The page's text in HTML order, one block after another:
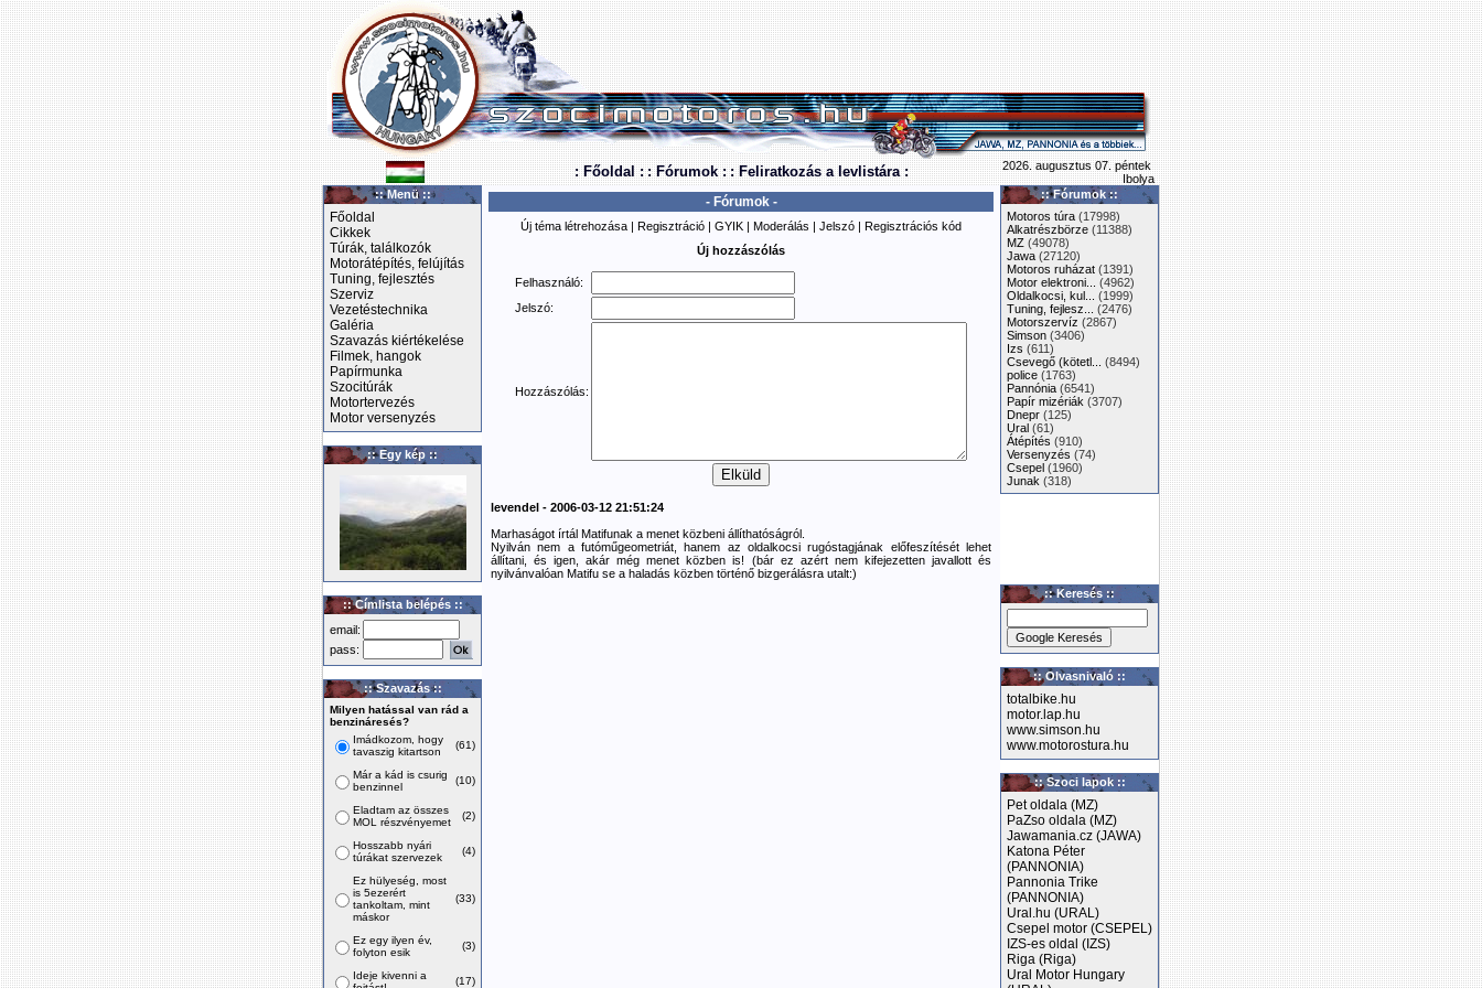
: Főoldal : : Fórumok : : Feliratkozás a levlistára :
2026. augusztus 07. péntek
Ibolya
:: Menü ::
Főoldal
Cikkek
Túrák, találkozók
Motorátépítés, felújítás
Tuning, fejlesztés
Szerviz
Vezetéstechnika
Galéria
Szavazás kiértékelése
Filmek, hangok
Papírmunka
Szocitúrák
Motortervezés
Motor versenyzés
:: Egy kép ::
:: Címlista belépés ::
email:
pass:
:: Szavazás ::
Milyen hatással van rád a
benzináresés?
Imádkozom, hogy
tavaszig kitartson
(61)
Már a kád is csurig
benzinnel
(10)
Eladtam az összes
MOL részvényemet
(2)
Hosszabb nyári
túrákat szervezek
(4)
Ez hülyeség, most
is 5ezerért
tankoltam, mint
máskor
(33)
Ez egy ilyen év,
folyton esik
(3)
Ideje kivenni a
(17)
- Fórumok -
Új téma létrehozása | Regisztráció | GYIK | Moderálás | Jelszó | Regisztrációs kód
Új hozzászólás
Felhasználó:
Jelszó:
Hozzászólás:
levendel - 2006-03-12 21:51:24
Marhaságot írtál Matifunak a menet közbeni állíthatóságról.
Nyilván nem a futóműgeometriát, hanem az oldalkocsi rugóstagjának előfeszítését lehet
állítani, és igen, akár még menet közben is! (bár ez azért nem kifejezetten javallott és
nyilvánvalóan Matifu se a haladás közben történő bizgerálásra utalt:)
:: Fórumok ::
Motoros túra (17998)
Alkatrészbörze (11388)
MZ (49078)
Jawa (27120)
Motoros ruházat (1391)
Motor elektroni...
(4962)
Oldalkocsi, kul...
(1999)
Tuning, fejlesz...
(2476)
Motorszervíz (2867)
Simson (3406)
Izs (611)
Csevegő (kötetl...
(8494)
police (1763)
Pannónia (6541)
Papír mizériák (3707)
Dnepr (125)
Ural (61)
Átépítés (910)
Versenyzés (74)
Csepel (1960)
Junak (318)
:: Keresés ::
:: Olvasnivaló ::
totalbike.hu
motor.lap.hu
www.simson.hu
www.motorostura.hu
:: Szoci lapok ::
Pet oldala (MZ)
PaZso oldala (MZ)
Jawamania.cz (JAWA)
Katona Péter
(PANNONIA)
Pannonia Trike
(PANNONIA)
Ural.hu (URAL)
Csepel motor (CSEPEL)
IZS-es oldal (IZS)
Riga (Riga)
Ural Motor Hungary